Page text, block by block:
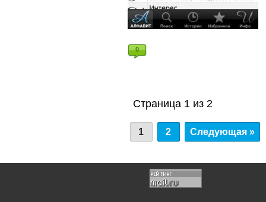
0
Страница 1 из 2
1 2 Следующая »